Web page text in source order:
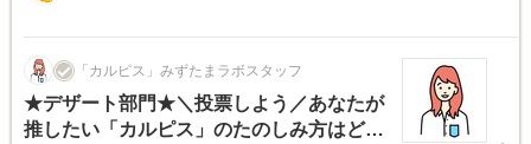
「カルピス」みずたまラボスタッフ
★デザート部門★＼投票しよう／あなたが
推したい「カルピス」のたのしみ方はど